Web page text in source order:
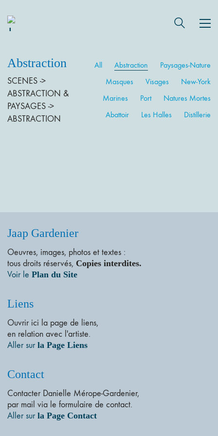
Abstraction
SCENES ->
ABSTRACTION &
PAYSAGES ->
ABSTRACTION
All Abstraction
Paysages-Nature
Masques
Visages
New-York
Marines
Port
Natures Mortes
Abattoir
Les Halles Distillerie
Jaap Gardenier
Oeuvres, images, photos et textes :
tous droits réservés, Copies interdites.
Voir le Plan du Site
Liens
Ouvrir ici la page de liens,
en relation avec l'artiste.
Aller sur la Page Liens
Contact
Contacter Danielle Mérope-Gardenier,
par mail via le formulaire de contact.
Aller sur la Page Contact